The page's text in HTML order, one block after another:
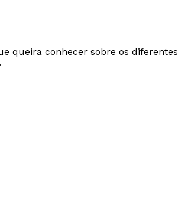
queira conhecer sobre os diferentes